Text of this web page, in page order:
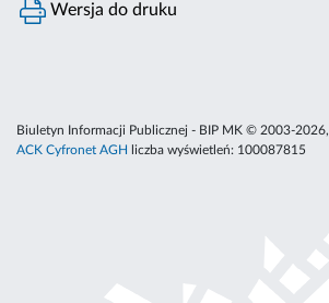
Wersja do druku
Biuletyn Informacji Publicznej - BIP MK © 2003-2026,
ACK Cyfronet AGH
liczba wyświetleń: 100087815